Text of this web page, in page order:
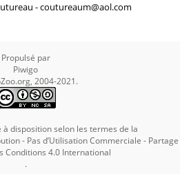
-coutureaum@aol.com
Propulsé par
Piwigo
2004-2021.
disposition selon les termes de la
- Pas d’Utilisation Commerciale - Partage
Conditions 4.0 International
.